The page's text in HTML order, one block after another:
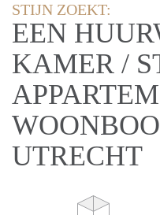
STIJN ZOEKT:
EEN
KAMER /
UTRECHT